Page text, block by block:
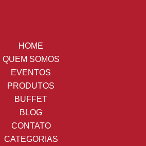
HOME
QUEM SOMOS
EVENTOS
PRODUTOS
BUFFET
BLOG
CONTATO
CATEGORIAS